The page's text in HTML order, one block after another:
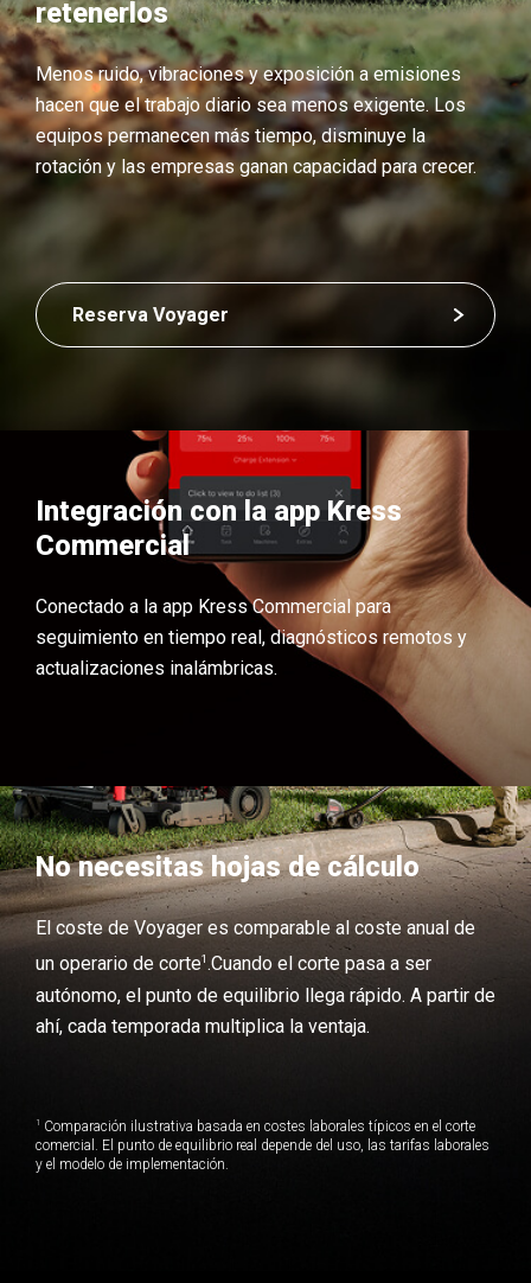
retenerlos
Menos ruido, vibraciones y exposición a emisiones
hacen que el trabajo diario sea menos exigente. Los
equipos permanecen más tiempo, disminuye la
rotación y las empresas ganan capacidad para crecer.
Reserva Voyager
Integración con la app Kress
Commercial
Conectado a la app Kress Commercial para
seguimiento en tiempo real, diagnósticos remotos y
actualizaciones inalámbricas.
No necesitas hojas de cálculo
El coste de Voyager es comparable al coste anual de
un operario de corte1.Cuando el corte pasa a ser
autónomo, el punto de equilibrio llega rápido. A partir de
ahí, cada temporada multiplica la ventaja.
1 Comparación ilustrativa basada en costes laborales típicos en el corte
comercial. El punto de equilibrio real depende del uso, las tarifas laborales
y el modelo de implementación.